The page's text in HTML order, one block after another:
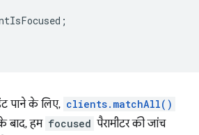
;
पाने के लिए, clients.matchAll()
बाद, हम focused पैरामीटर की जांच